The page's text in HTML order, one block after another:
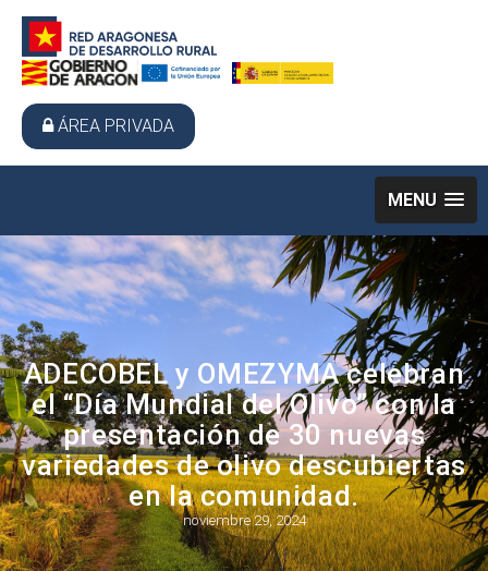
ÁREA PRIVADA
MENU
ADECOBEL y OMEZYMA celebran
el “Día Mundial del Olivo” con la
presentación de 30 nuevas
variedades de olivo descubiertas
en la comunidad.
noviembre 29, 2024